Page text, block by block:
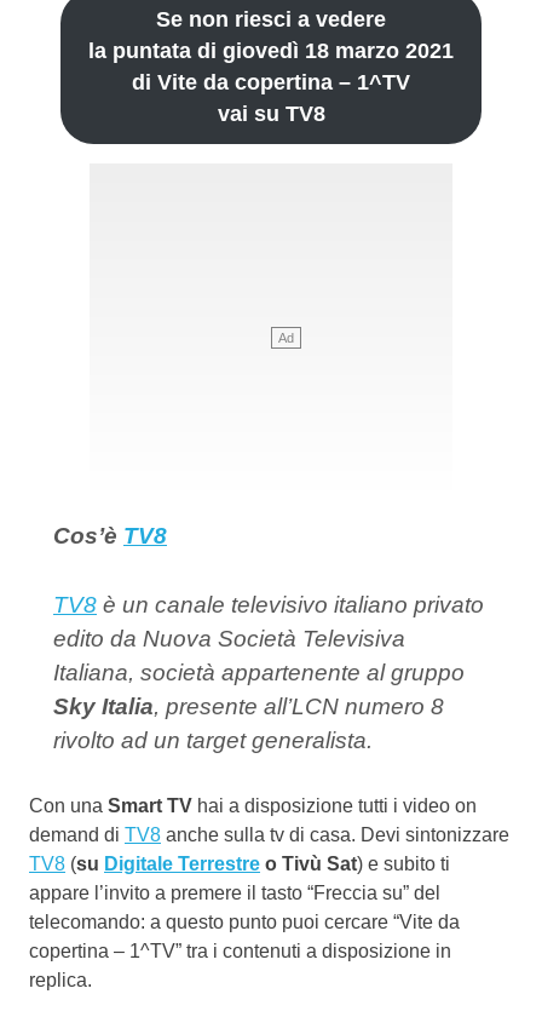
Se non riesci a vedere
la puntata di giovedì 18 marzo 2021
di Vite da copertina – 1^TV
vai su TV8
Cos’è TV8
TV8 è un canale televisivo italiano privato
edito da Nuova Società Televisiva
Italiana, società appartenente al gruppo
Sky Italia, presente all’LCN numero 8
rivolto ad un target generalista.
Con una Smart TV hai a disposizione tutti i video on
demand di TV8 anche sulla tv di casa. Devi sintonizzare
TV8 (su Digitale Terrestre o Tivù Sat) e subito ti
appare l’invito a premere il tasto “Freccia su” del
telecomando: a questo punto puoi cercare “Vite da
copertina – 1^TV” tra i contenuti a disposizione in
replica.